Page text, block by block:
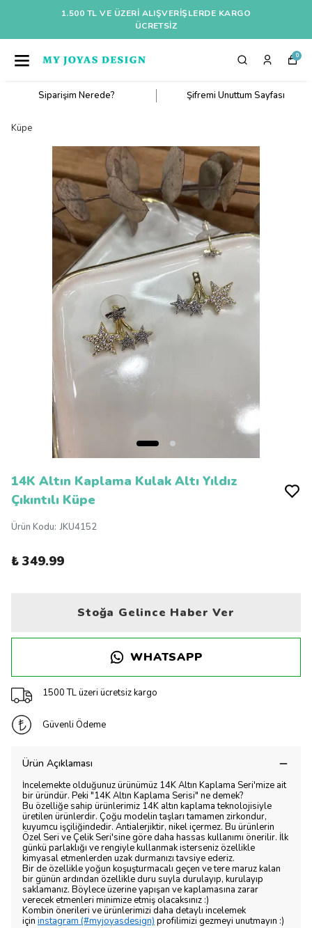
1.500 TL VE ÜZERI ALIŞVERIŞLERDE KARGO
ÜCRETSİZ
0
Siparişim Nerede? Şifremi Unuttum Sayfası
Küpe
14K Altın Kaplama Kulak Altı Yıldız
Çıkıntılı Küpe
Ürün Kodu: JKU4152
₺ 349.99
Stoğa Gelince Haber Ver
WHATSAPP
1500 TL üzeri ücretsiz kargo
Güvenli Ödeme
Ürün Açıklaması
İncelemekte olduğunuz ürünümüz 14K Altın Kaplama Seri'mize ait
bir üründür. Peki "14K Altın Kaplama Serisi" ne demek?
Bu özelliğe sahip ürünlerimiz 14K altın kaplama teknolojisiyle
üretilen ürünlerdir. Çoğu modelin taşları tamamen zirkondur,
kuyumcu işçiliğindedir. Antialerjiktir, nikel içermez. Bu ürünlerin
Özel Seri ve Çelik Seri'sine göre daha hassas kullanımı önerilir. İlk
günkü parlaklığı ve rengiyle kullanmak isterseniz özellikle
kimyasal etmenlerden uzak durmanızı tavsiye ederiz.
Bir de özellikle yoğun koşuşturmacalı geçen ve tere maruz kalan
bir günün ardından özellikle duru suyla durulayıp, kurulayıp
saklamanız. Böylece üzerine yapışan ve kaplamasına zarar
verecek etmenleri minimize etmiş olacaksınız :)
Kombin önerileri ve ürünlerimizi daha detaylı incelemek
için instagram (#myjoyasdesign) profilimizi gezmeyi unutmayın :)